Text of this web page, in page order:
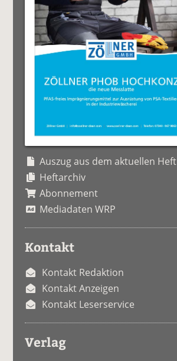
Auszug aus dem aktuellen Heft
Heftarchiv
Abonnement
Mediadaten WRP
Kontakt
Kontakt Redaktion
Kontakt Anzeigen
Kontakt Leserservice
Verlag